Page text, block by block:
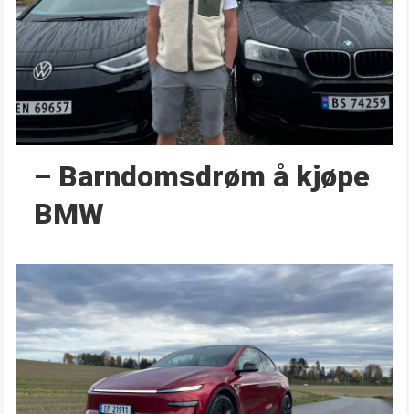
– Barndoms­drøm å kjøpe
BMW